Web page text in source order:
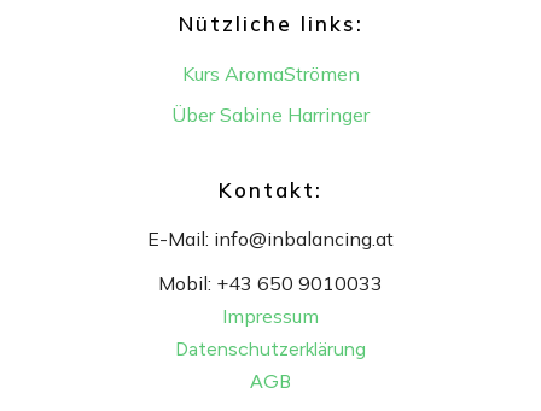
Nützliche links:
Kurs AromaStrömen
Über Sabine Harringer
Kontakt:
E-Mail: info@inbalancing.at
Mobil: +43 650 9010033
Impressum
Datenschutzerklärung
AGB